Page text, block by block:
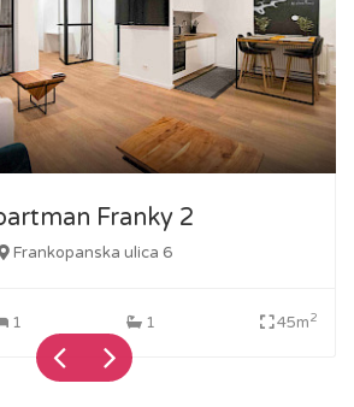
Franky 2
Frankopanska ulica 6
1 1 45m2